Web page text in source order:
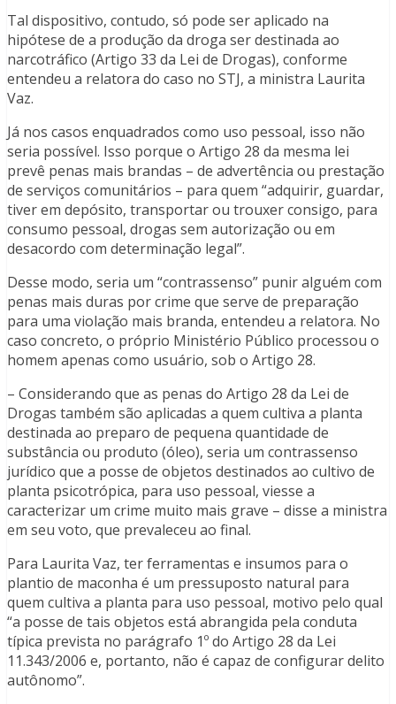
Tal dispositivo, contudo, só pode ser aplicado na
hipótese de a produção da droga ser destinada ao
narcotráfico (Artigo 33 da Lei de Drogas), conforme
entendeu a relatora do caso no STJ, a ministra Laurita
Vaz.
Já nos casos enquadrados como uso pessoal, isso não
seria possível. Isso porque o Artigo 28 da mesma lei
prevê penas mais brandas – de advertência ou prestação
de serviços comunitários – para quem “adquirir, guardar,
tiver em depósito, transportar ou trouxer consigo, para
consumo pessoal, drogas sem autorização ou em
desacordo com determinação legal”.
Desse modo, seria um “contrassenso” punir alguém com
penas mais duras por crime que serve de preparação
para uma violação mais branda, entendeu a relatora. No
caso concreto, o próprio Ministério Público processou o
homem apenas como usuário, sob o Artigo 28.
– Considerando que as penas do Artigo 28 da Lei de
Drogas também são aplicadas a quem cultiva a planta
destinada ao preparo de pequena quantidade de
substância ou produto (óleo), seria um contrassenso
jurídico que a posse de objetos destinados ao cultivo de
planta psicotrópica, para uso pessoal, viesse a
caracterizar um crime muito mais grave – disse a ministra
em seu voto, que prevaleceu ao final.
Para Laurita Vaz, ter ferramentas e insumos para o
plantio de maconha é um pressuposto natural para
quem cultiva a planta para uso pessoal, motivo pelo qual
“a posse de tais objetos está abrangida pela conduta
típica prevista no parágrafo 1º do Artigo 28 da Lei
11.343/2006 e, portanto, não é capaz de configurar delito
autônomo”.